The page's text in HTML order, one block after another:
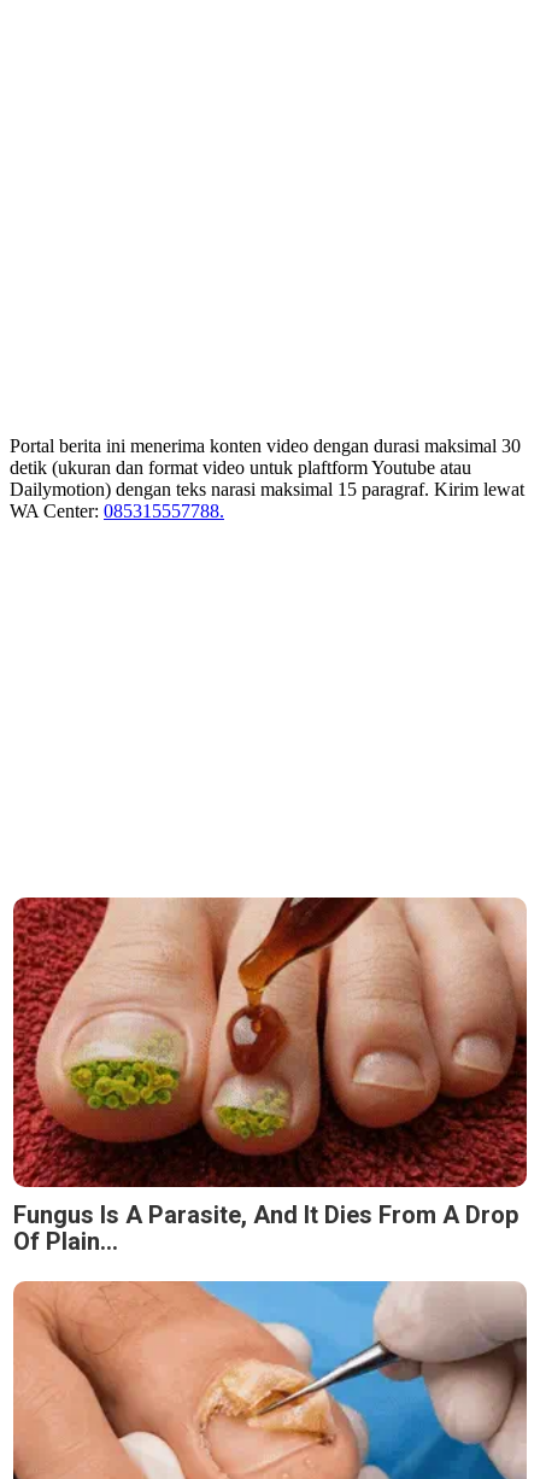
Portal berita ini menerima konten video dengan durasi maksimal 30
detik (ukuran dan format video untuk plaftform Youtube atau
Dailymotion) dengan teks narasi maksimal 15 paragraf. Kirim lewat
WA Center: 085315557788.
Fungus Is A Parasite, And It Dies From A Drop
Of Plain...